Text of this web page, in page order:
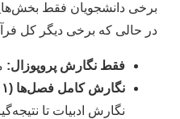
برخی دانشجویان فقط بخش‌هایی
در حالی که برخی دیگر کل
فقط نگارش پروپوزال:
نگارش کامل فصل‌ها (۱ تا ۵):
نگارش ادبیات تا